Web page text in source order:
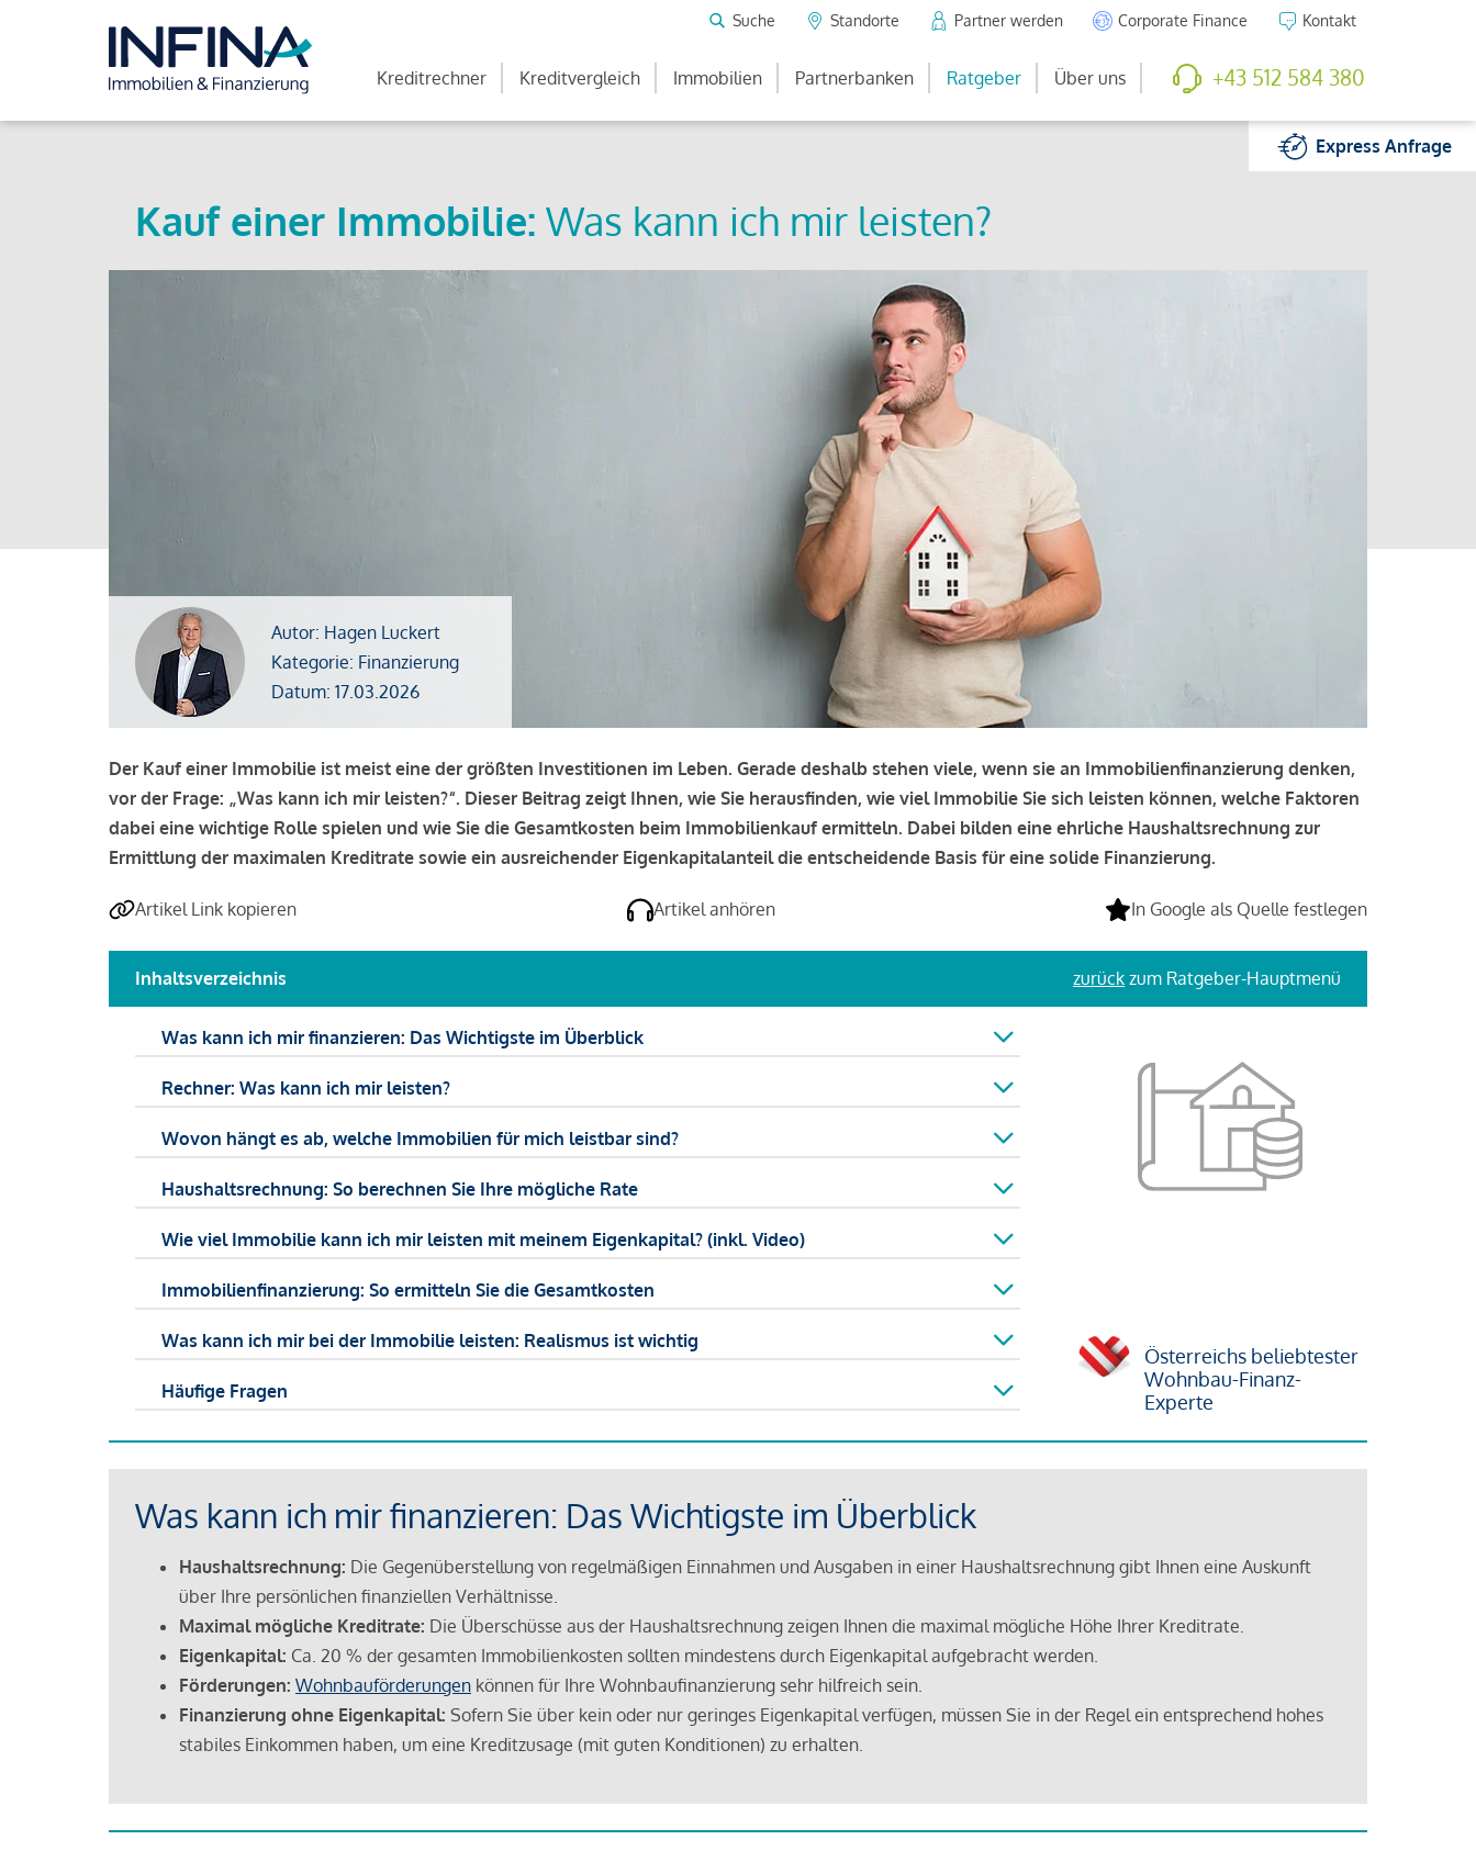
Suche Standorte Partner werden Corporate Finance Kontakt
Kreditrechner Kreditvergleich Immobilien Partnerbanken Ratgeber Über uns +43 512 584 380
ExpressAnfrage
Kauf einer Immobilie: Was kann ich mir leisten?
Autor: Hagen Luckert
Kategorie: Finanzierung
Datum: 17.03.2026
Der Kauf einer Immobilie ist meist eine der größten Investitionen im Leben. Gerade deshalb stehen viele, wenn sie an Immobilienfinanzierung denken,
vor der Frage: „Was kann ich mir leisten?“. Dieser Beitrag zeigt Ihnen, wie Sie herausfinden, wie viel Immobilie Sie sich leisten können, welche Faktoren
dabei eine wichtige Rolle spielen und wie Sie die Gesamtkosten beim Immobilienkauf ermitteln. Dabei bilden eine ehrliche Haushaltsrechnung zur
Ermittlung der maximalen Kreditrate sowie ein ausreichender Eigenkapitalanteil die entscheidende Basis für eine solide Finanzierung.
Artikel Link kopieren Artikel anhören In Google als Quelle festlegen
Inhaltsverzeichnis zurück zum Ratgeber-Hauptmenü
Was kann ich mir finanzieren: Das Wichtigste im Überblick
Rechner: Was kann ich mir leisten?
Wovon hängt es ab, welche Immobilien für mich leistbar sind?
Haushaltsrechnung: So berechnen Sie Ihre mögliche Rate
Wie viel Immobilie kann ich mir leisten mit meinem Eigenkapital? (inkl. Video)
Immobilienfinanzierung: So ermitteln Sie die Gesamtkosten
Was kann ich mir bei der Immobilie leisten: Realismus ist wichtig
Häufige Fragen
Österreichs beliebtester
Wohnbau-Finanz-
Experte
Was kann ich mir finanzieren: Das Wichtigste im Überblick
Haushaltsrechnung: Die Gegenüberstellung von regelmäßigen Einnahmen und Ausgaben in einer Haushaltsrechnung gibt Ihnen eine Auskunft
über Ihre persönlichen finanziellen Verhältnisse.
Maximal mögliche Kreditrate: Die Überschüsse aus der Haushaltsrechnung zeigen Ihnen die maximal mögliche Höhe Ihrer Kreditrate.
Eigenkapital: Ca. 20 % der gesamten Immobilienkosten sollten mindestens durch Eigenkapital aufgebracht werden.
Förderungen: Wohnbauförderungen können für Ihre Wohnbaufinanzierung sehr hilfreich sein.
Finanzierung ohne Eigenkapital: Sofern Sie über kein oder nur geringes Eigenkapital verfügen, müssen Sie in der Regel ein entsprechend hohes
stabiles Einkommen haben, um eine Kreditzusage (mit guten Konditionen) zu erhalten.